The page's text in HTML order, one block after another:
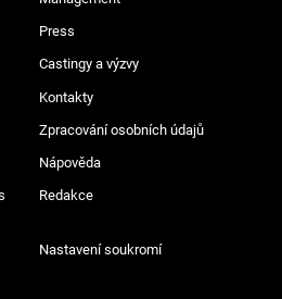
Press
Castingy a výzvy
Kontakty
Zpracování osobních údajů
Nápověda
Redakce
Nastavení soukromí